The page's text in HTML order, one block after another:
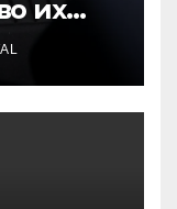
их